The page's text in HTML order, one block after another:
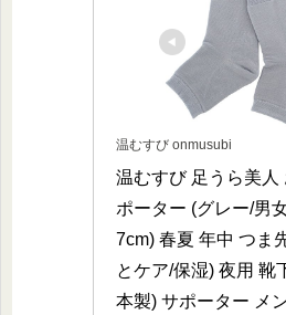
温むすび onmusubi
温むすび 足うら美人
ポーター (グレー/男
7cm) 春夏 年中 つま
とケア/保湿) 夜用 靴
本製) サポーター メ